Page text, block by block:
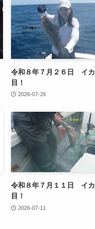
令和８年７月２６日 イ
目！
2026-07-26
令和８年７月１１日 イ
目！
2026-07-11